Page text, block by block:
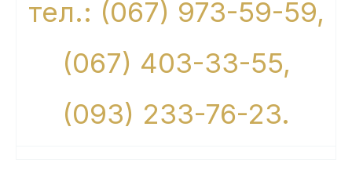
тел.: (067) 973-59-59,
(067) 403-33-55,
(093) 233-76-23.